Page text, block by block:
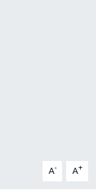
A- A+